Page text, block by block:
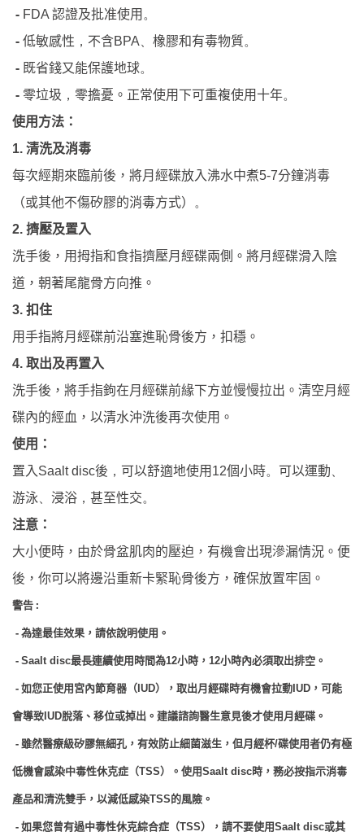
- FDA 認證及批准使用。
-低敏感性 ， 不含BPA 橡膠和有毒物質。
- 既省錢又能保護地球。
- 零垃圾 ， 零擔憂。 正常使用下可重複使用十年。
使用方法：
1. 清洗及消毒
每次經期來臨前後，將月經碟放入沸水中煮5-7分鐘消毒
（或其他不傷矽膠的消毒方式）
。
2. 擠壓及置入
洗手後，用拇指和食指擠壓月經碟兩側。將月經碟滑入陰
道，朝著尾龍骨方向推。
3. 扣住
用手指將月經碟前沿塞進恥骨後方，扣穩。
4. 取出及再置入
洗手後，將手指鉤在月經碟前緣下方並慢慢拉出。清空月經
碟內的經血，以清水沖洗後再次使用。
使用：
置入Saalt disc後 ， 可以舒適地使用12個小時。 可以運動
游泳 浸浴 ， 甚至性交。
注意：
大小便時，由於骨盆肌肉的壓迫，有機會出現滲漏情況。便
後，你可以將邊沿重新卡緊恥骨後方，確保放置牢固。
警告 :
- 為達最佳效果，請依說明使用。
- Saalt disc最長連續使用時間為12小時， 12小時內必須取出排空。
- 如您正使用宮內節育器（ IUD），取出月經碟時有機會拉動 IUD ，可能
會導致 IUD脫落、移位或掉出。建議諮詢醫生意見後才使用月經碟。
- 雖然醫療級矽膠無細孔，有效防止細菌滋生，但月經杯/碟使用者仍有極
低機會感染中毒性休克症（TSS）。使用Saalt disc時，務必按指示消毒
產品和清洗雙手，以減低感染TSS的風險。
- 如果您曾有過中毒性休克綜合症（TSS），請不要使用Saalt disc或其